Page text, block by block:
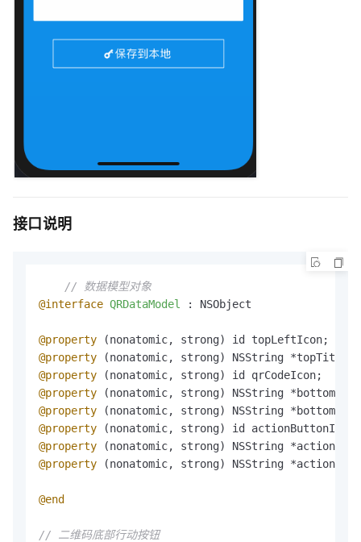
接口说明
// 数据模型对象
@interface QRDataModel : NSObject
@property (nonatomic, strong) id
@property (nonatomic, strong) NSString
@property (nonatomic, strong) id
@property
@property
@property (nonatomic, strong) id
@property (nonatomic, strong) NSString
@property (nonatomic, strong) NSString
@end
// 二维码底部行动按钮